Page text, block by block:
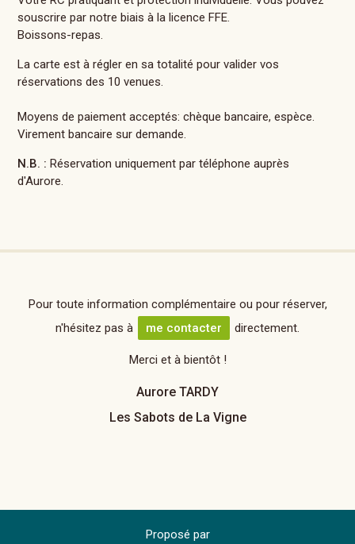
souscrire par notre biais à la licence FFE.
Boissons-repas.
La carte est à régler en sa totalité pour valider vos
réservations des 10 venues.
Moyens de paiement acceptés: chèque bancaire, espèce.
Virement bancaire sur demande.
N.B. : Réservation uniquement par téléphone auprès
d'Aurore.
Pour toute information complémentaire ou pour réserver,
n'hésitez pas à
me contacter directement.
Merci et à bientôt !
Aurore TARDY
Les Sabots de La Vigne
Proposé par